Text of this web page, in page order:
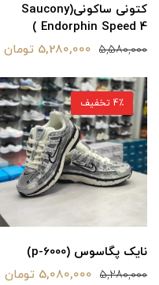
کتونی ساکونی(Saucony
Endorphin Speed 4 )
5,580,000 5,280,000 تومان
نایک پگاسوس (p-6000)
5,280,000 5,080,000 تومان
4٪ تخفیف